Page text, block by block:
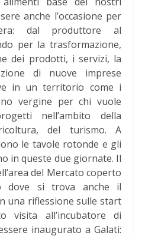
anche l’occasione per
dal produttore al
per la trasformazione,
dei prodotti, i servizi, la
di nuove imprese
in un territorio come i
vergine per chi vuole
nell’ambito della
del turismo. A
le tavole rotonde e gli
in queste due giornate. Il
del Mercato coperto
dove si trova anche il
una riflessione sulle start
visita all’incubatore di
inaugurato a Galati: